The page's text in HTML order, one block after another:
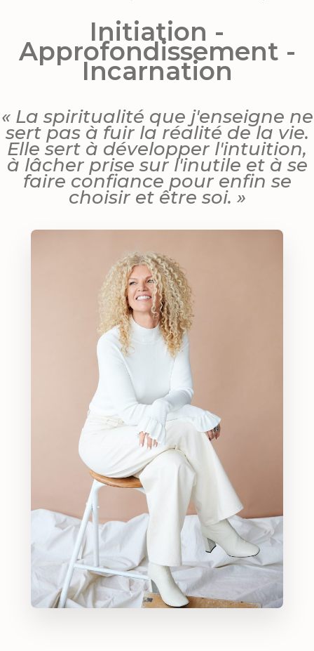
Initiation -
Approfondissement -
Incarnation
« La spiritualité que j'enseigne ne
sert pas à fuir la réalité de la vie.
Elle sert à développer l'intuition,
à lâcher prise sur l'inutile et à se
faire confiance pour enfin se
choisir et être soi. »